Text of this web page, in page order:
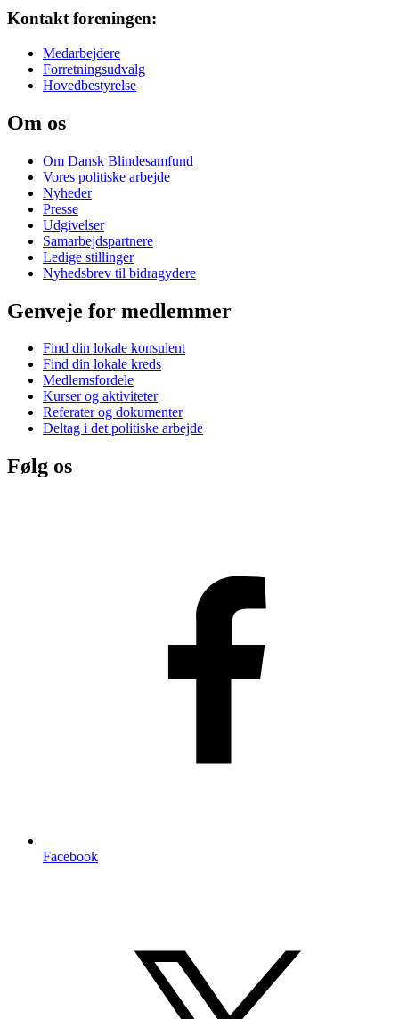
Kontakt foreningen:
Medarbejdere
Forretningsudvalg
Hovedbestyrelse
Om os
Om Dansk Blindesamfund
Vores politiske arbejde
Nyheder
Presse
Udgivelser
Samarbejdspartnere
Ledige stillinger
Nyhedsbrev til bidragydere
Genveje for medlemmer
Find din lokale konsulent
Find din lokale kreds
Medlemsfordele
Kurser og aktiviteter
Referater og dokumenter
Deltag i det politiske arbejde
Følg os
Facebook